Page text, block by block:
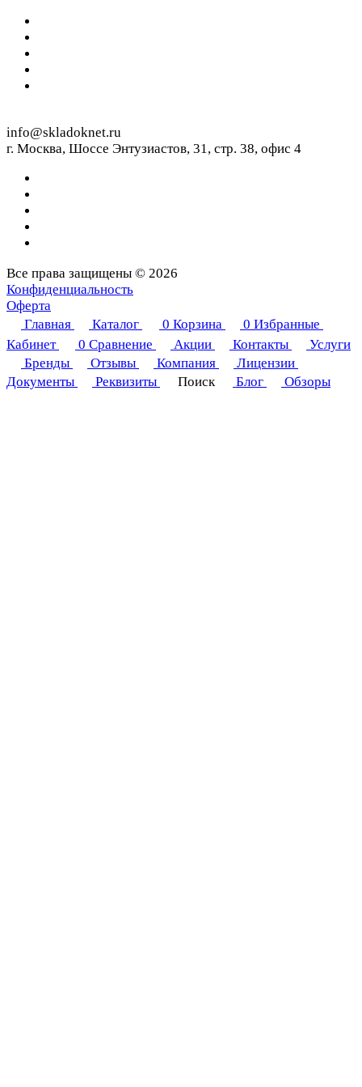
info@skladoknet.ru
г. Москва, Шоссе Энтузиастов, 31, стр. 38, офис 4
Все права защищены © 2026
Конфиденциальность
Оферта
Главная
Каталог 0 Корзина 0 Избранные
Кабинет
0 Сравнение Акции Контакты
Услуги
Бренды
Отзывы Компания
Лицензии
Документы
Реквизиты Поиск Блог Обзоры